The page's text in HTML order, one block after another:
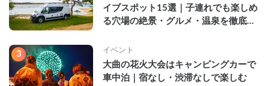
イブスポット15選｜子連れでも楽しめ
る穴場の絶景・グルメ・温泉を徹底解
3 イベント
大曲の花火大会はキャンピングカーで
車中泊｜宿なし・渋滞なしで楽しむ